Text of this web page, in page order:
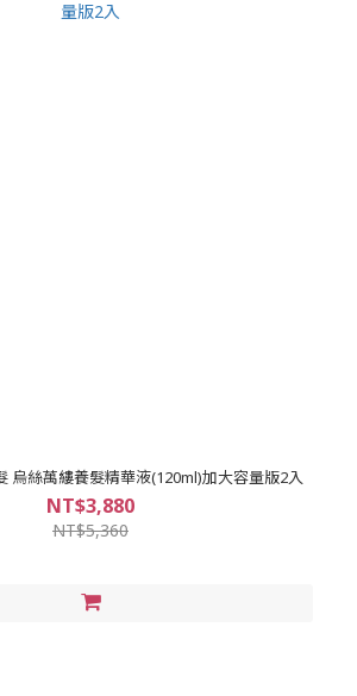
<本月限定>芝.養髮 烏絲萬縷養髮精華液(120ml)加大容量版2入
NT$3,880
NT$5,360